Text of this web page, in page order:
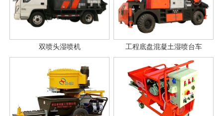
双喷头湿喷机 工程底盘混凝土湿喷台车